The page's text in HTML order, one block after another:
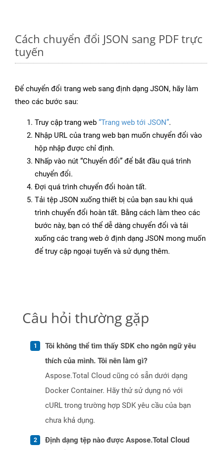
Cách chuyển đổi JSON sang PDF trực
tuyến
Để chuyển đổi trang web sang định dạng JSON, hãy làm
theo các bước sau:
Truy cập trang web “Trang web tới JSON”.
Nhập URL của trang web bạn muốn chuyển đổi vào
hộp nhập được chỉ định.
Nhấp vào nút “Chuyển đổi” để bắt đầu quá trình
chuyển đổi.
Đợi quá trình chuyển đổi hoàn tất.
Tải tệp JSON xuống thiết bị của bạn sau khi quá
trình chuyển đổi hoàn tất. Bằng cách làm theo các
bước này, bạn có thể dễ dàng chuyển đổi và tải
xuống các trang web ở định dạng JSON mong muốn
để truy cập ngoại tuyến và sử dụng thêm.
Câu hỏi thường gặp
Tôi không thể tìm thấy SDK cho ngôn ngữ yêu
thích của mình. Tôi nên làm gì?
Aspose.Total Cloud cũng có sẵn dưới dạng
Docker Container. Hãy thử sử dụng nó với
cURL trong trường hợp SDK yêu cầu của bạn
chưa khả dụng.
Định dạng tệp nào được Aspose.Total Cloud